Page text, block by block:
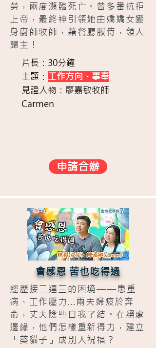
勞，兩度瀕臨死亡。曾多番抗拒
上帝，最終神引領她由嬌嬌女變
身廚師牧師，藉餐廳服侍，領人
歸主！
片長：30分鐘
主題： 工作方向、事奉
見證人物：廖嘉敏牧師
Carmen
申請合辦
會感恩 苦也吃得過
經歷接二連三的困境——患重
病、工作壓力...兩夫婦疲於奔
命，丈夫險些自我了結。在絕處
邊緣，他們怎樣重新得力，建立
「葵貓子」成別人祝福？